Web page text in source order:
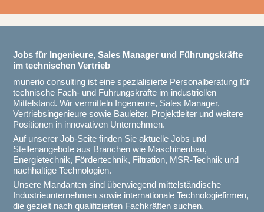
Jobs für Ingenieure, Sales Manager und Führungskräfte
im technischen Vertrieb
munerio consulting ist eine spezialisierte Personalberatung für
technische Fach- und Führungskräfte im industriellen
Mittelstand. Wir vermitteln Ingenieure, Sales Manager,
Vertriebsingenieure sowie Bauleiter, Projektleiter und weitere
Positionen in innovativen Unternehmen.
Auf unserer Job-Seite finden Sie aktuelle Jobs und
Stellenangebote aus Branchen wie Maschinenbau,
Energietechnik, Fördertechnik, Filtration, MSR-Technik und
nachhaltige Technologien.
Unsere Mandanten sind überwiegend mittelständische
Industrieunternehmen sowie internationale Technologiefirmen,
die gezielt nach qualifizierten Fachkräften suchen.